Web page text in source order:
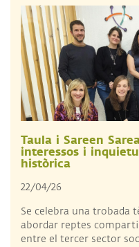
Taula i Sareen
interessos i
històrica
22/04/26
Se celebra una trobada
abordar reptes
entre el tercer sector